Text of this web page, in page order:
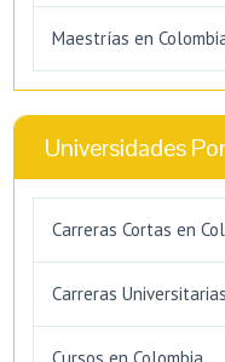
Maestrías en
Universidades
Carreras Cortas en
Carreras